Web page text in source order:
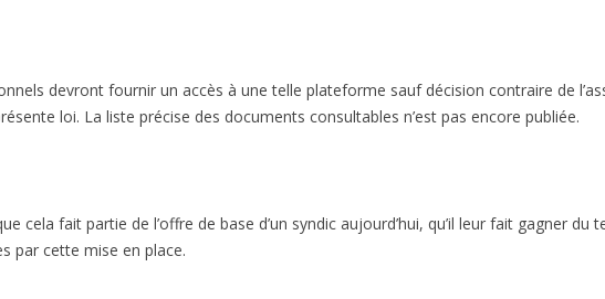
devront fournir un accès à une telle plateforme sauf décision contraire de
loi. La liste précise des documents consultables n’est pas encore publiée.
cela fait partie de l’offre de base d’un syndic aujourd’hui, qu’il leur fait gagner du
par cette mise en place.